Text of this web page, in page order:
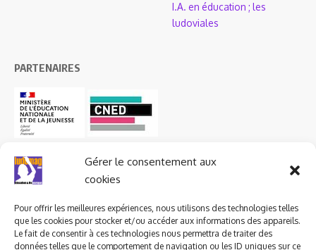
Gérer le consentement aux
cookies
Pour offrir les meilleures expériences, nous utilisons des technologies telles
que les cookies pour stocker et/ou accéder aux informations des appareils.
Le fait de consentir à ces technologies nous permettra de traiter des
données telles que le comportement de navigation ou les ID uniques sur ce
I.A. en éducation ; les
ludoviales
PARTENAIRES